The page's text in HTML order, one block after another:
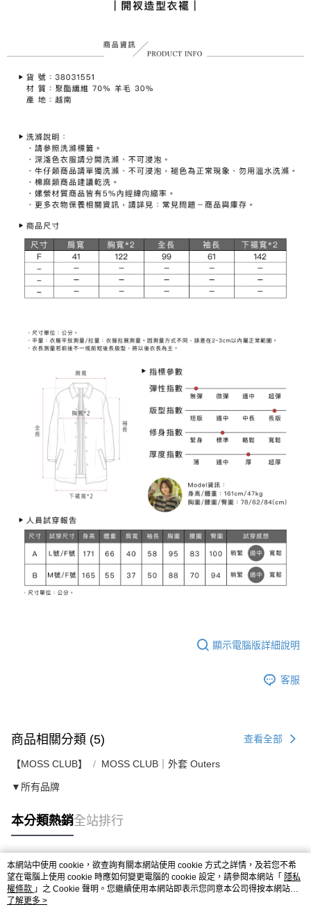
顯示電腦版詳細說明
客服
商品相關分類 (5) 查看全部
【MOSS CLUB】 MOSS CLUB｜外套 Outers
▼所有品牌
本分類熱銷全站排行
熱門標籤
本網站中使用 cookie，欲查詢有關本網站使用 cookie 方式之詳情，及若您不希
望在電腦上使用 cookie 時應如何變更電腦的 cookie 設定，請參閱本網站「 隱私
權條款 」之 Cookie 聲明。您繼續使用本網站即表示您同意本公司得按本網站使
用條款之 Cookie 聲明使用 cookie。
了解更多 >